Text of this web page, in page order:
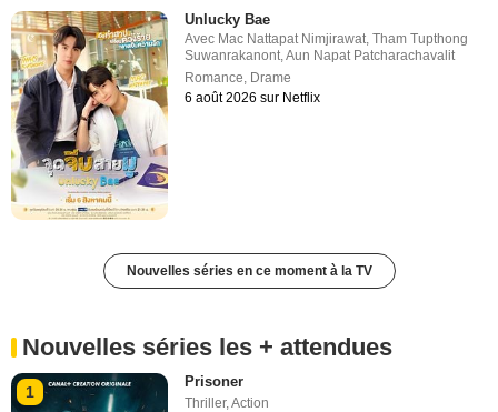
Unlucky Bae
Avec Mac Nattapat Nimjirawat ,Tham Tupthong
Suwanrakanont ,Aun Napat Patcharachavalit
Romance Drame
6 août 2026 sur Netflix
Nouvelles séries en ce moment à la TV
Nouvelles séries les + attendues
1
Prisoner
Thriller,Action